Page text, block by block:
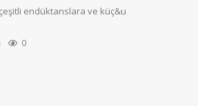
endüktanslara ve küç&u
0